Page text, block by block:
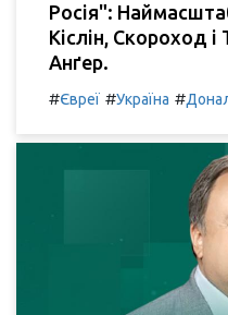
Росія":
Кіслін, Скороход
Анґер.
#Євреї #Україна #